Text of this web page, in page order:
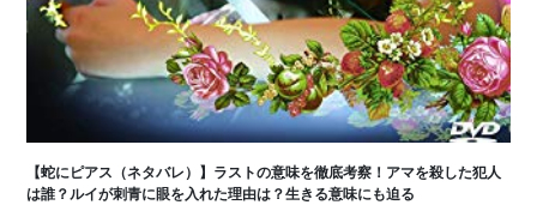
【蛇にピアス（ネタバレ）】ラストの意味を徹底考察！アマを殺した犯人
は誰？ルイが刺青に眼を入れた理由は？生きる意味にも迫る